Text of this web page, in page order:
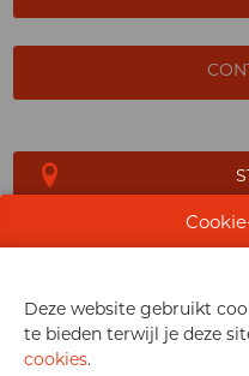
WEBSITE CATALOGUS
Deze website gebruikt
te bieden terwijl je deze
cookies.